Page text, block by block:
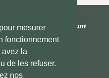
mesurer
fonctionnement
avez la
de les refuser.
nos
REJOIGNEZ LA COMMUNAUTÉ